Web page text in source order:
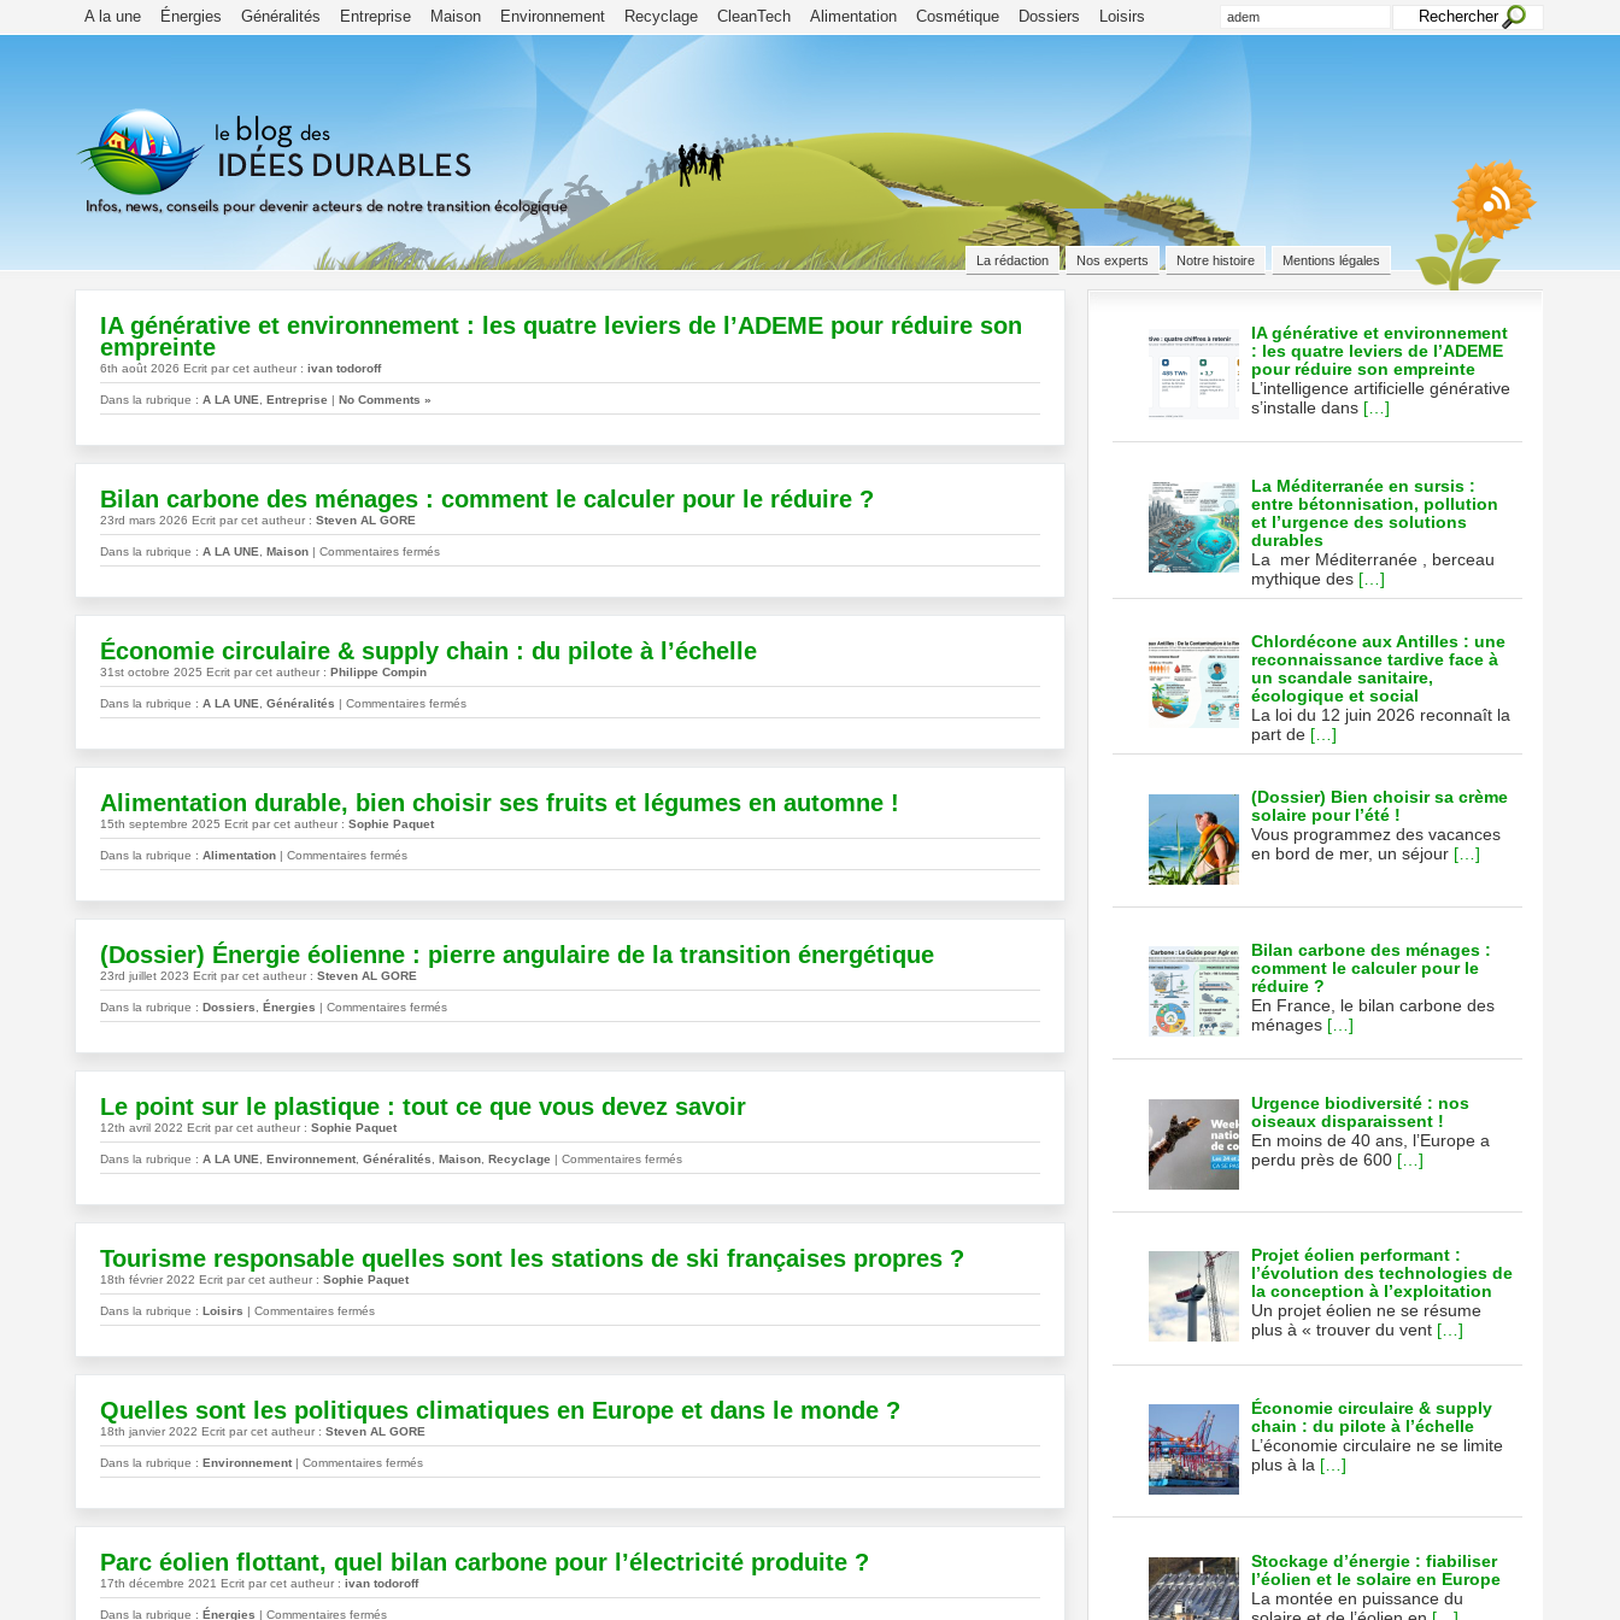
A la une Énergies Généralités Entreprise Maison Environnement Recyclage CleanTech Alimentation Cosmétique Dossiers Loisirs
La rédaction Nos experts Notre histoire Mentions légales
IA générative et environnement : les quatre leviers de l’ADEME pour réduire son
empreinte
6th août 2026 Ecrit par cet autheur : ivan todoroff
Dans la rubrique : A LA UNE Entreprise | No Comments »
Bilan carbone des ménages : comment le calculer pour le réduire ?
23rd mars 2026 Ecrit par cet autheur : Steven AL GORE
Dans la rubrique : A LA UNE Maison | Commentaires ferméssur
des
le
le
?
Économie circulaire & supply chain : du pilote à l’échelle
31st octobre 2025 Ecrit par cet autheur : Philippe Compin
Dans la rubrique : A LA UNE Généralités | Commentaires ferméssur
&
chain
l’échelle
Alimentation durable, bien choisir ses fruits et légumes en automne !
15th septembre 2025 Ecrit par cet autheur : Sophie Paquet
Dans la rubrique : Alimentation | Commentaires ferméssur
bien
ses
fruits
et
automne
(Dossier) Énergie éolienne : pierre angulaire de la transition énergétique
23rd juillet 2023 Ecrit par cet autheur : Steven AL GORE
Dans la rubrique : Dossiers Énergies | Commentaires ferméssur
éolienne
pierre
de
énergétique
Le point sur le plastique : tout ce que vous devez savoir
12th avril 2022 Ecrit par cet autheur : Sophie Paquet
Dans la rubrique : A LA UNE Environnement Généralités Maison Recyclage | Commentaires ferméssur
sur
plastique
vous
savoir
Tourisme responsable quelles sont les stations de ski françaises propres ?
18th février 2022 Ecrit par cet autheur : Sophie Paquet
Dans la rubrique : Loisirs | Commentaires ferméssur
quelles
les
stations
de
propres
Quelles sont les politiques climatiques en Europe et dans le monde ?
18th janvier 2022 Ecrit par cet autheur : Steven AL GORE
Dans la rubrique : Environnement | Commentaires ferméssur
les
climatiques
Parc éolien flottant, quel bilan carbone pour l’électricité produite ?
17th décembre 2021 Ecrit par cet autheur : ivan todoroff
Dans la rubrique : Énergies | Commentaires ferméssur
IA générative et environnement
: les quatre leviers de l’ADEME
pour réduire son empreinte
L’intelligence artificielle générative
s’installe dans […]
La Méditerranée en sursis :
entre bétonnisation, pollution
et l’urgence des solutions
durables
La mer Méditerranée , berceau
mythique des […]
Chlordécone aux Antilles : une
reconnaissance tardive face à
un scandale sanitaire,
écologique et social
La loi du 12 juin 2026 reconnaît la
part de […]
(Dossier) Bien choisir sa crème
solaire pour l’été !
Vous programmez des vacances
en bord de mer, un séjour […]
Bilan carbone des ménages :
comment le calculer pour le
réduire ?
En France, le bilan carbone des
ménages […]
Urgence biodiversité : nos
oiseaux disparaissent !
En moins de 40 ans, l’Europe a
perdu près de 600 […]
Projet éolien performant :
l’évolution des technologies de
la conception à l’exploitation
Un projet éolien ne se résume
plus à « trouver du vent […]
Économie circulaire & supply
chain : du pilote à l’échelle
L’économie circulaire ne se limite
plus à la […]
Stockage d’énergie : fiabiliser
l’éolien et le solaire en Europe
La montée en puissance du